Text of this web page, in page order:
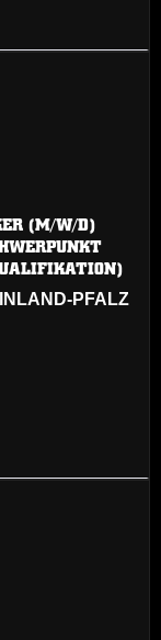
(M/W/D)
PFALZ